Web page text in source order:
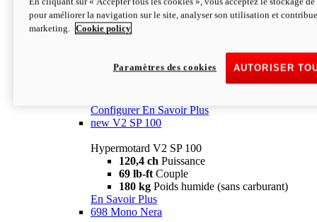
Configurer En Savoir Plus
newV2 SP
69 lb-ftCouple
Poids humide (sans carburant)
Configurer En Savoir Plus
new V2 SP 100
Hypermotard V2 SP 100
120,4 ch Puissance
69 lb-ft Couple
180 kg Poids humide (sans carburant)
En Savoir Plus
698 Mono Nera
pour améliorer la navigation sur le site, analyser son utilisation et
marketing.
Cookie policy
AUTORISER
Paramètres des cookies